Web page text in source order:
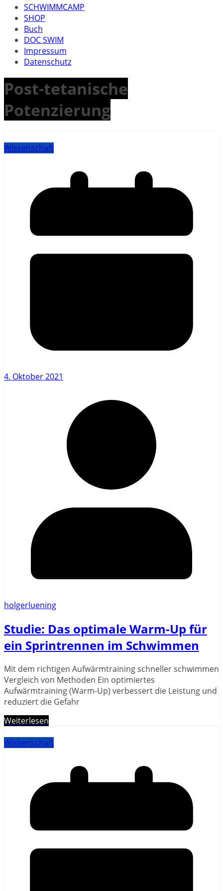
SCHWIMMCAMP
SHOP
Buch
DOC SWIM
Impressum
Datenschutz
Post-tetanische
Potenzierung
Wissenschaft
4. Oktober 2021
holgerluening
Studie: Das optimale Warm-Up für
ein Sprintrennen im Schwimmen
Mit dem richtigen Aufwärmtraining schneller schwimmen
Vergleich von Methoden Ein optimiertes
Aufwärmtraining (Warm-Up) verbessert die Leistung und
reduziert die Gefahr
Weiterlesen
Wissenschaft